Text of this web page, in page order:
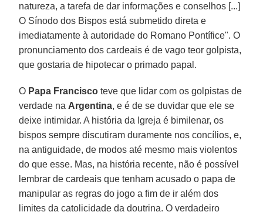
natureza, a tarefa de dar informações e conselhos [...]
O Sínodo dos Bispos está submetido direta e
imediatamente à autoridade do Romano Pontífice". O
pronunciamento dos cardeais é de vago teor golpista,
que gostaria de hipotecar o primado papal.
O Papa Francisco teve que lidar com os golpistas de
verdade na Argentina, e é de se duvidar que ele se
deixe intimidar. A história da Igreja é bimilenar, os
bispos sempre discutiram duramente nos concílios, e,
na antiguidade, de modos até mesmo mais violentos
do que esse. Mas, na história recente, não é possível
lembrar de cardeais que tenham acusado o papa de
manipular as regras do jogo a fim de ir além dos
limites da catolicidade da doutrina. O verdadeiro